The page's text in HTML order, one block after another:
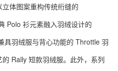
体图案重构传统绗缝的
Polo 衫元素融入羽绒设计的
具羽绒服与背心功能的 Throttle 羽
Rally 短款羽绒服。此外，系列